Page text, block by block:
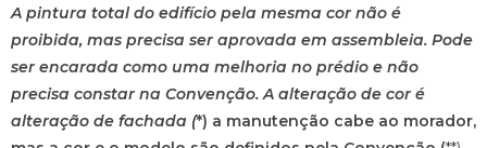
A pintura total do edifício pela mesma cor não é
proibida, mas precisa ser aprovada em assembleia. Pode
ser encarada como uma melhoria no prédio e não
precisa constar na Convenção. A alteração de cor é
alteração de fachada (*) a manutenção cabe ao morador,